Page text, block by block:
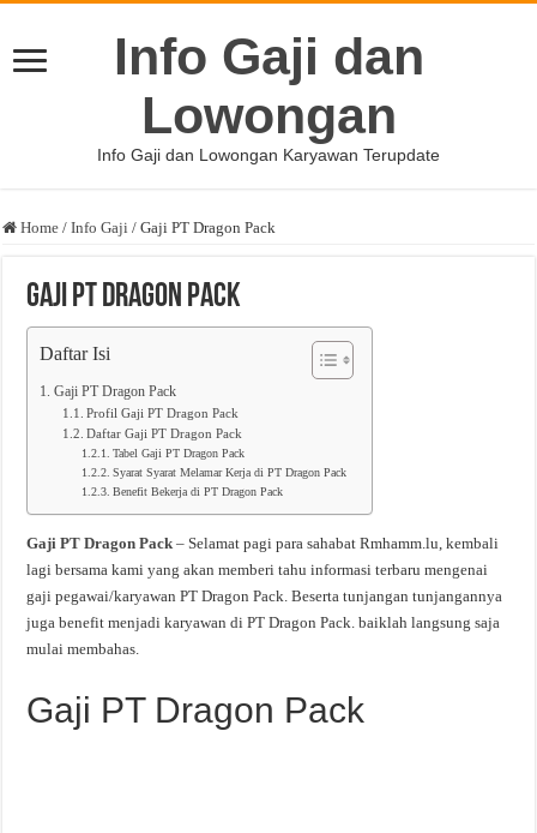
Info Gaji dan
Lowongan
Info Gaji dan Lowongan Karyawan Terupdate
Home / Info Gaji / Gaji PT Dragon Pack
Gaji PT Dragon Pack
Daftar Isi
Gaji PT Dragon Pack
Profil Gaji PT Dragon Pack
Daftar Gaji PT Dragon Pack
Tabel Gaji PT Dragon Pack
Syarat Syarat Melamar Kerja di PT Dragon Pack
Benefit Bekerja di PT Dragon Pack
Gaji PT Dragon Pack – Selamat pagi para sahabat Rmhamm.lu, kembali
lagi bersama kami yang akan memberi tahu informasi terbaru mengenai
gaji pegawai/karyawan PT Dragon Pack. Beserta tunjangan tunjangannya
juga benefit menjadi karyawan di PT Dragon Pack. baiklah langsung saja
mulai membahas.
Gaji PT Dragon Pack